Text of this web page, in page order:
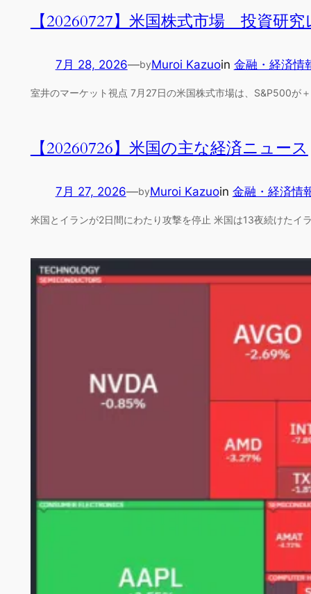
【20260727】米国株式市場 投資研
7月 28, 2026—byMuroi Kazuoin 金融・経済情
室井のマーケット視点 7月27日の米国株式市場は、S&P500
【20260726】米国の主な経済ニュース
7月 27, 2026—byMuroi Kazuoin 金融・経済情
米国とイランが2日間にわたり攻撃を停止 米国は13夜続けた